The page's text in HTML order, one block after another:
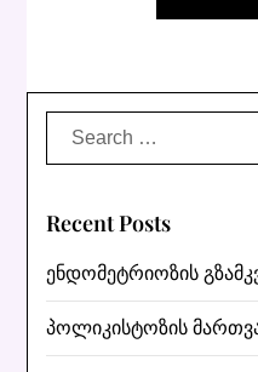
Search
Recent Posts
ენდომეტრიოზის
პოლიკისტოზის